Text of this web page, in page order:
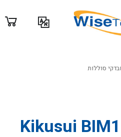
סוללות
Kikusui